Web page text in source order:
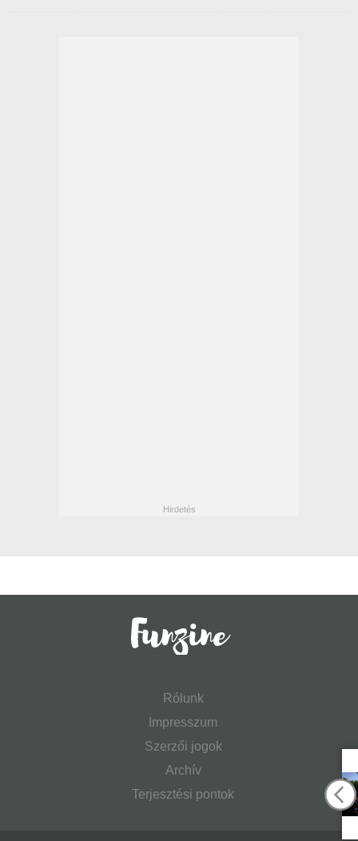
Rólunk
Impresszum
Szerzői jogok
Archív
Terjesztési pontok